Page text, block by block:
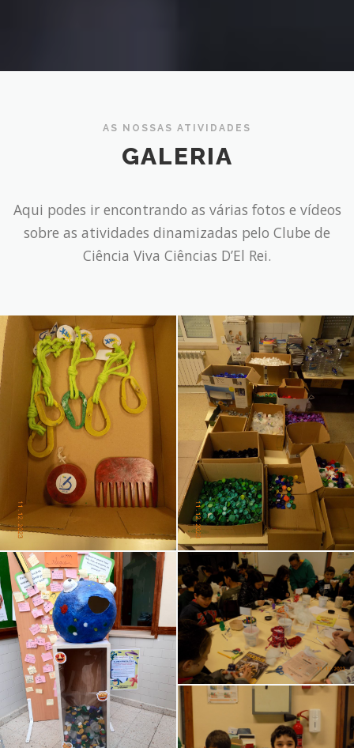
AS NOSSAS ATIVIDADES
GALERIA
Aqui podes ir encontrando as várias fotos e vídeos
sobre as atividades dinamizadas pelo Clube de
Ciência Viva Ciências D’El Rei.